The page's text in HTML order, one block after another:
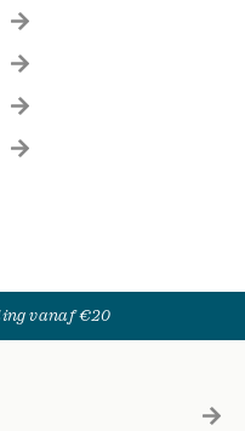
vanaf €20